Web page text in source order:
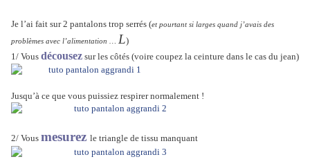
Je l’ai fait sur 2 pantalons trop serrés (et pourtant si larges quand j’avais des
problèmes avec l’alimentation L)
1/ Vous décousez sur les côtés (voire coupez la ceinture dans le cas du jean)
Jusqu’à ce que vous puissiez respirer normalement !
2/ Vous mesurez le triangle de tissu manquant